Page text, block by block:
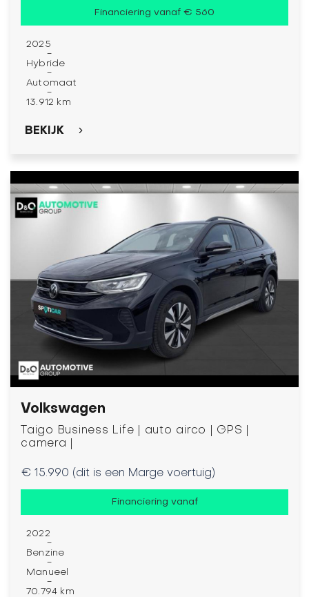
Financiering vanaf € 560
2025
-
Hybride
-
Automaat
-
13.912 km
BEKIJK
Volkswagen
Taigo Business Life | auto airco | GPS |
camera |
€ 15.990 (dit is een Marge voertuig)
Financiering vanaf
2022
-
Benzine
-
Manueel
-
70.794 km